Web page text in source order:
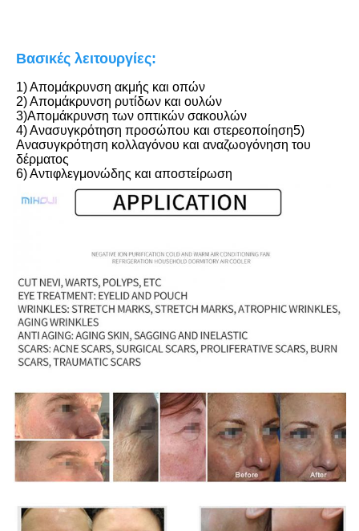
Βασικές λειτουργίες:
1) Απομάκρυνση ακμής και οπών
2) Απομάκρυνση ρυτίδων και ουλών
3)Απομάκρυνση των οπτικών σακουλών
4) Ανασυγκρότηση προσώπου και στερεοποίηση5)
Ανασυγκρότηση κολλαγόνου και αναζωογόνηση του
δέρματος
6) Αντιφλεγμονώδης και αποστείρωση